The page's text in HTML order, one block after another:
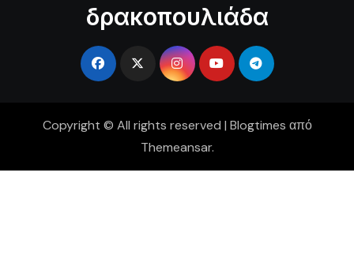
δρακοπουλιάδα
Copyright © All rights reserved | Blogtimes από
Themeansar.